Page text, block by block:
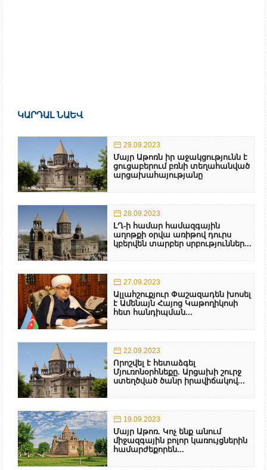
ԿԱՐԴԱԼ ՆԱԵՎ
29.09.2023
Մայր Աթոռն իր աջակցությունն է
ցուցաբերում բռնի տեղահանված
արցախահայությանը
28.09.2023
ԼՂ-ի համար համազգային
աղոթքի օրվա առիթով դուրս
կբերվեն տարբեր սրբություններ...
27.09.2023
Ալլահշուքյուր Փաշազադեն խոսել
է Ամենայն Հայոց Կաթողիկոսի
հետ հանդիպման...
22.09.2023
Որոշվել է հետաձգել
Մյուռոնօրհնեքը. Արցախի շուրջ
ստեղծված ծանր իրավիճակով...
19.09.2023
Մայր Աթոռ. Կոչ ենք անում
միջազգային բոլոր կառույցներին
համարժեքորեն...